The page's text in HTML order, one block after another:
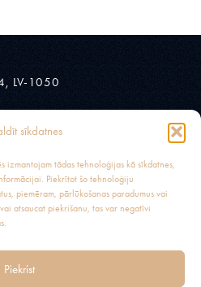
sīkdatnes
izmantojam tādas tehnoloģijas kā sīkdatnes,
Piekrītot šo tehnoloģiju
piemēram, pārlūkošanas paradumus vai
atsaucat piekrišanu, tas var negatīvi
Piekrist
LV-1050
RĪGĀ
apmeklēt Modes muzeju pašā
veltītas izstādes. Interaktīva